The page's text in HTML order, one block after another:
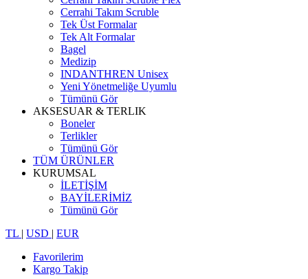
Cerrahi Takım Scruble
Tek Üst Formalar
Tek Alt Formalar
Bagel
Medizip
INDANTHREN Unisex
Yeni Yönetmeliğe Uyumlu
Tümünü Gör
AKSESUAR & TERLIK
Boneler
Terlikler
Tümünü Gör
TÜM ÜRÜNLER
KURUMSAL
İLETİŞİM
BAYİLERİMİZ
Tümünü Gör
TL | USD | EUR
Favorilerim
Kargo Takip